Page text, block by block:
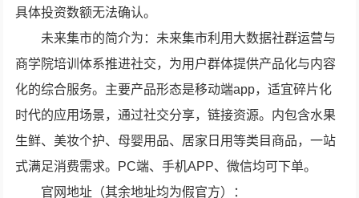
具体投资数额无法确认。
未来集市的简介为：未来集市利用大数据社群运营与
商学院培训体系推进社交，为用户群体提供产品化与内容
化的综合服务。主要产品形态是移动端app，适宜碎片化
时代的应用场景，通过社交分享，链接资源。内包含水果
生鲜、美妆个护、母婴用品、居家日用等类目商品，一站
式满足消费需求。PC端、手机APP、微信均可下单。
官网地址（其余地址均为假官方）：